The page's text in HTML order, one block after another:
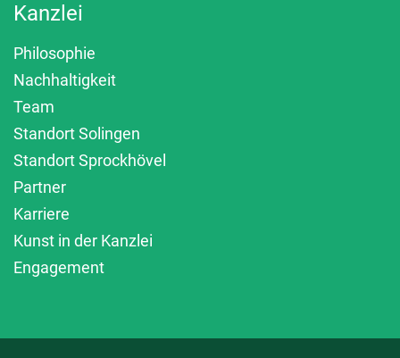
Kanzlei
Philosophie
Nachhaltigkeit
Team
Standort Solingen
Standort Sprockhövel
Partner
Karriere
Kunst in der Kanzlei
Engagement